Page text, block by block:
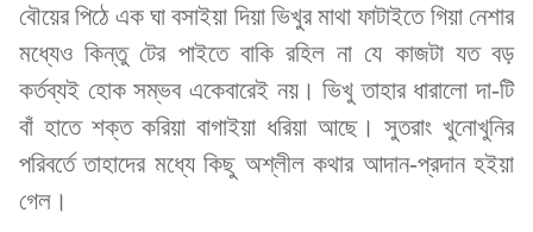
বৌয়ের পিঠে এক ঘা বসাইয়া দিয়া ভিখুর মাথা ফাটাইতে গিয়া নেশার
মধ্যেও কিন্তু টের পাইতে বাকি রহিল না যে কাজটা যত বড়
কর্তব্যই হোক সম্ভব একেবারেই নয়। ভিখু তাহার ধারালো দা-টি
বাঁ হাতে শক্ত করিয়া বাগাইয়া ধরিয়া আছে। সুতরাং খুনোখুনির
পরিবর্তে তাহাদের মধ্যে কিছু অশ্লীল কথার আদান-প্রদান হইয়া
গেল।